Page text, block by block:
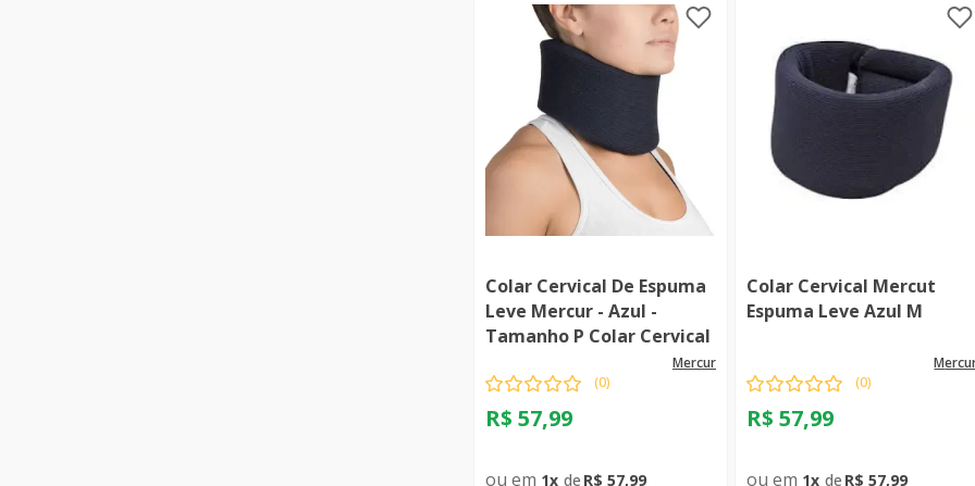
Colar Cervical De Espuma
Leve Mercur - Azul -
Tamanho P Colar Cervical
De Espuma Mercur - Azul
Tam P
mercur
(0)
R$ 57,99
1 R$ 57,99
Colar Cervical Mercut
Espuma Leve Azul M
(0)
R$ 57,99
1 R$ 57,99